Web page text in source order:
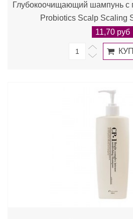
Глубокоочищающий шампунь с
Probiotics Scalp Scaling
11,70 руб